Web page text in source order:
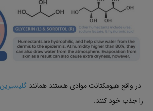
در واقع هیومکتانت موادی هستند همانند گلیسیرین
را جذب خود کنند.